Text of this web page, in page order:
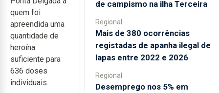
quem foi
apreendida uma
quantidade de
heroína
suficiente para
636 doses
individuais.
de campismo na ilha Terceira
Regional
Mais de 380 ocorrências
registadas de apanha ilegal de
lapas entre 2022 e 2026
Regional
Desemprego nos 5% em